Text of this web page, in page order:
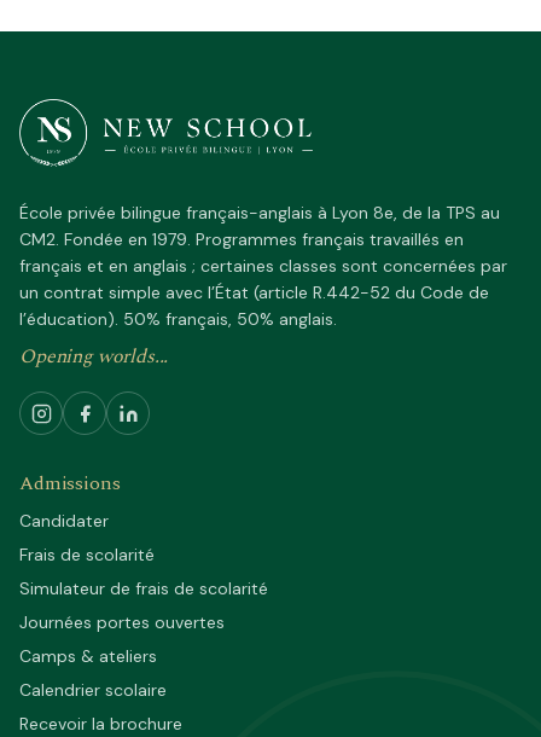
École privée bilingue français-anglais à Lyon 8e, de la TPS au
CM2. Fondée en 1979. Programmes français travaillés en
français et en anglais ; certaines classes sont concernées par
un contrat simple avec l’État (article R.442-52 du Code de
l’éducation). 50% français, 50% anglais.
Opening worlds...
Admissions
Candidater
Frais de scolarité
Simulateur de frais de scolarité
Journées portes ouvertes
Camps & ateliers
Calendrier scolaire
Recevoir la brochure